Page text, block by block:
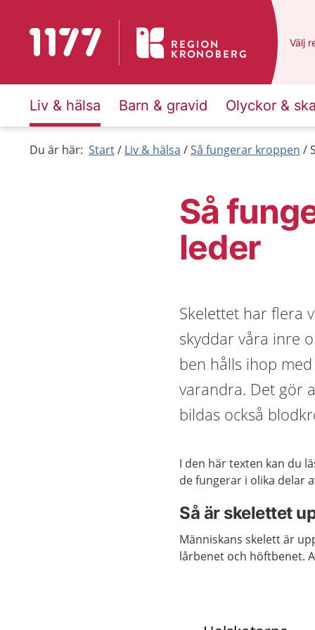
Till startsidan för 1177 Du
Välj
Liv & hälsa Barn & gravid Olyckor &
Du är här: Start Liv & hälsa Så fungerar kroppen
Så
leder
Skelettet har flera
skyddar våra inre
ben hålls ihop
varandra. Det gör
bildas också
I den här texten kan du
de fungerar i olika delar
Så är skelettet
Människans skelett är
lårbenet och höftbenet.